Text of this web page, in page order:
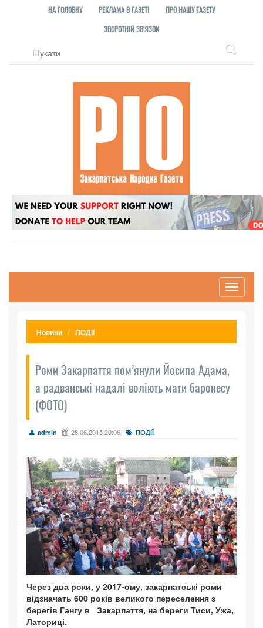
НА ГОЛОВНУ РЕКЛАМА В ГАЗЕТІ
ПРО НАШУ ГАЗЕТУ
ЗВОРОТНІЙ ЗВ'ЯЗОК
Toggle
Новини ПОДІЇ
Роми Закарпаття пом’янули Йосипа Адама,
а радванські надалі воліють мати баронесу
(ФОТО)
admin 28.06.2015 20:06 ПОДІЇ
Через два роки, у 2017-ому, закарпатські роми
відзначать 600 років великого переселення з
берегів Гангу в Закарпаття, на береги Тиси, Ужа,
Латориці.